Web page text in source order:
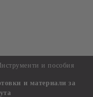
и пособия
и материали за